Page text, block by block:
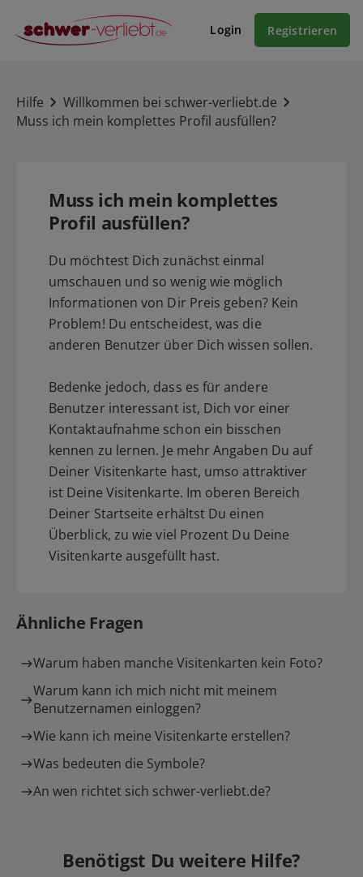
Login Registrieren
Hilfe
Willkommen bei schwer-verliebt.de
Muss ich mein komplettes Profil ausfüllen?
Muss ich mein komplettes
Profil ausfüllen?
Du möchtest Dich zunächst einmal
umschauen und so wenig wie möglich
Informationen von Dir Preis geben? Kein
Problem! Du entscheidest, was die
anderen Benutzer über Dich wissen sollen.
Bedenke jedoch, dass es für andere
Benutzer interessant ist, Dich vor einer
Kontaktaufnahme schon ein bisschen
kennen zu lernen. Je mehr Angaben Du auf
Deiner Visitenkarte hast, umso attraktiver
ist Deine Visitenkarte. Im oberen Bereich
Deiner Startseite erhältst Du einen
Überblick, zu wie viel Prozent Du Deine
Visitenkarte ausgefüllt hast.
Ähnliche Fragen
Warum haben manche Visitenkarten kein Foto?
Warum kann ich mich nicht mit meinem
Benutzernamen einloggen?
Wie kann ich meine Visitenkarte erstellen?
Was bedeuten die Symbole?
An wen richtet sich schwer-verliebt.de?
Benötigst Du weitere Hilfe?